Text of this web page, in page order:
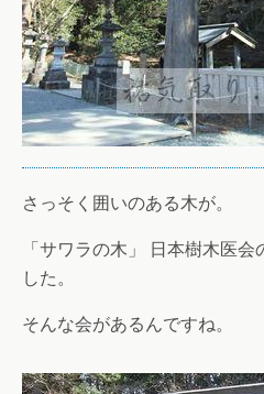
さっそく囲いのある木が。
「サワラの木」 日本樹木医
した。
そんな会があるんですね。